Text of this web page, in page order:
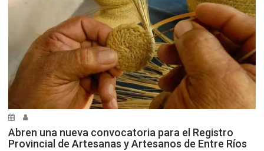
Abren una nueva convocatoria para el Registro
Provincial de Artesanas y Artesanos de Entre Ríos